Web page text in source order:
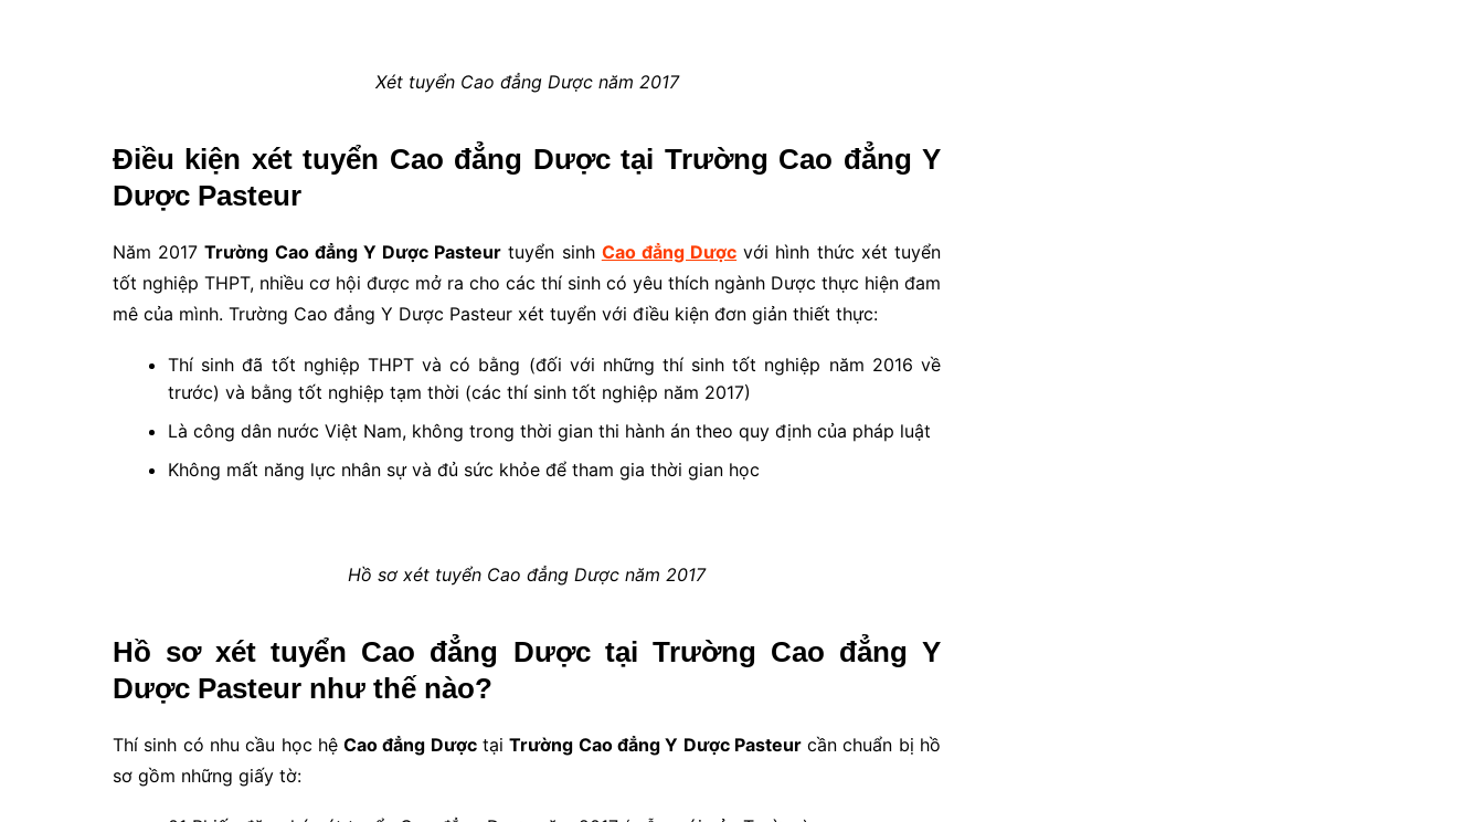
Xét tuyển Cao đẳng Dược năm 2017
Điều kiện xét tuyển Cao đẳng Dược tại Trường Cao đẳng Y
Dược Pasteur
Năm 2017Trường Cao đẳng Y Dược Pasteur tuyển sinh Cao đẳng Dược với hình thức xét tuyển
tốt nghiệp THPT, nhiều cơ hội được mở ra cho các thí sinh có yêu thích ngành Dược thực hiện đam
mê của mình. Trường Cao đẳng Y Dược Pasteur xét tuyển với điều kiện đơn giản thiết thực:
Thí sinh đã tốt nghiệp THPT và có bằng (đối với những thí sinh tốt nghiệp năm 2016 về
trước) và bằng tốt nghiệp tạm thời (các thí sinh tốt nghiệp năm 2017)
Là công dân nước Việt Nam, không trong thời gian thi hành án theo quy định của pháp luật
Không mất năng lực nhân sự và đủ sức khỏe để tham gia thời gian học
Hồ sơ xét tuyển Cao đẳng Dược năm 2017
Hồ sơ xét tuyển Cao đẳng Dược tại Trường Cao đẳng Y
Dược Pasteur như thế nào?
Thí sinh có nhu cầu học hệCao đẳng DượctạiTrường Cao đẳng Y Dược Pasteurcần chuẩn bị hồ
sơ gồm những giấy tờ: